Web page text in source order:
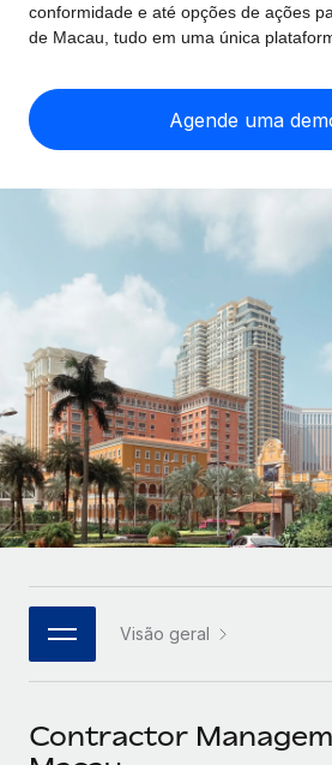
Employer of Record
entidades
SERVICES
Perguntar a um especialista
Obtenha apoio especializado em
conformidade globais
Explorador de países
Encontra apoio para emprego
Comparar a Remote
Veja como nos comparamos com
Parceiros tecnológicos
Integre os RH globais na sua
flexível
CASE STUDIES
English
Deutsch
Español
Italiano
Português (Portugal)
日本語
한국어
中文（简体）
Início de
conformidade e até opções de ações
de Macau, tudo em uma única
Agende uma
Visão geral
Contractor